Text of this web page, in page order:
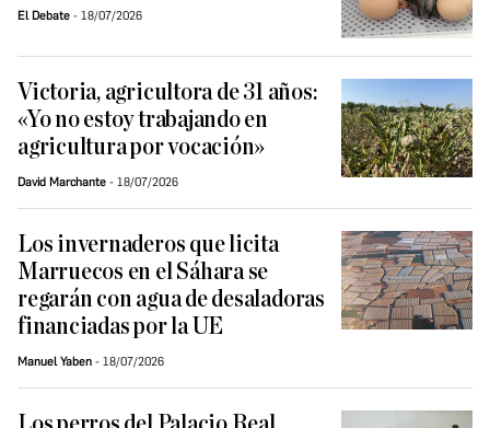
El Debate 18/07/2026
Victoria, agricultora de 31 años:
«Yo no estoy trabajando en
agricultura por vocación»
David Marchante 18/07/2026
Los invernaderos que licita
Marruecos en el Sáhara se
regarán con agua de desaladoras
financiadas por la UE
Manuel Yaben 18/07/2026